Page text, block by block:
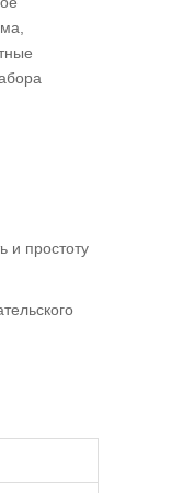
и простоту